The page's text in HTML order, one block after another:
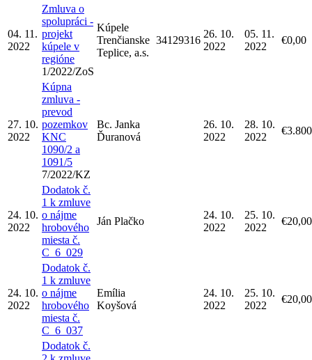
04. 11.
2022
Zmluva o
spolupráci -
projekt
kúpele v
regióne
1/2022/ZoS
Kúpele
Trenčianske
Teplice, a.s.
34129316
26. 10.
2022
05. 11.
2022
€0,00
27. 10.
2022
Kúpna
zmluva -
prevod
pozemkov
KNC
1090/2 a
1091/5
7/2022/KZ
Bc. Janka
Ďuranová
26. 10.
2022
28. 10.
2022
24. 10.
2022
Dodatok č.
1 k zmluve
o nájme
hrobového
miesta č.
C_6_029
Ján Plačko
24. 10.
2022
25. 10.
2022
€20,00
24. 10.
2022
Dodatok č.
1 k zmluve
o nájme
hrobového
miesta č.
C_6_037
Emília
Koyšová
24. 10.
2022
25. 10.
2022
€20,00
Dodatok č.